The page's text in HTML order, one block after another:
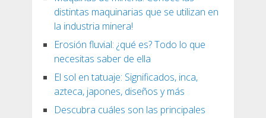
distintas maquinarias que se utilizan en
la industria minera!
Erosión fluvial: ¿qué es? Todo lo que
necesitas saber de ella
El sol en tatuaje: Significados, inca,
azteca, japones, diseños y más
Descubra cuáles son las principales